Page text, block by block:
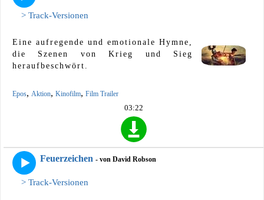
> Track-Versionen
Eine aufregende und emotionale Hymne,
die Szenen von Krieg und Sieg
heraufbeschwört.
Epos, Aktion, Kinofilm, Film Trailer
03:22
Feuerzeichen - von David Robson
> Track-Versionen